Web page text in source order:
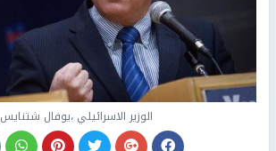
الوزير الاسرائيلي ،يوفال شتنايس